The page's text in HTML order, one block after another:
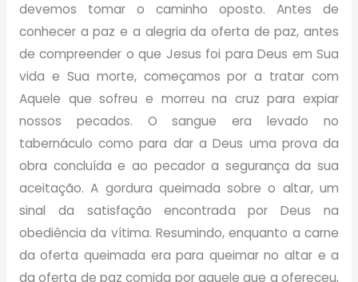
devemos tomar o caminho oposto. Antes de
conhecer a paz e a alegria da oferta de paz, antes
de compreender o que Jesus foi para Deus em Sua
vida e Sua morte, começamos por a tratar com
Aquele que sofreu e morreu na cruz para expiar
nossos pecados. O sangue era levado no
tabernáculo como para dar a Deus uma prova da
obra concluída e ao pecador a segurança da sua
aceitação. A gordura queimada sobre o altar, um
sinal da satisfação encontrada por Deus na
obediência da vítima. Resumindo, enquanto a carne
da oferta queimada era para queimar no altar e a
da oferta de paz comida por aquele que a ofereceu,